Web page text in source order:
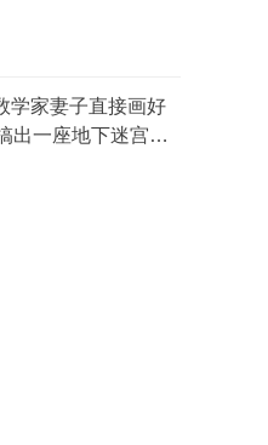
学家妻子直接画好
出一座地下迷宫…